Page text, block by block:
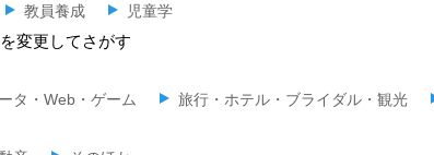
教員養成 児童学
変更してさがす
タ・Web・ゲーム 旅行・ホテル・ブライダル・観光